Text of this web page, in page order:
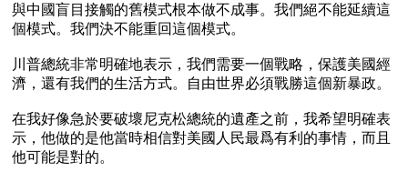
與中國盲目接觸的舊模式根本做不成事。我們絕不能延續這
個模式。我們決不能重回這個模式。
川普總統非常明確地表示，我們需要一個戰略，保護美國經
濟，還有我們的生活方式。自由世界必須戰勝這個新暴政。
在我好像急於要破壞尼克松總統的遺產之前，我希望明確表
示，他做的是他當時相信對美國人民最爲有利的事情，而且
他可能是對的。